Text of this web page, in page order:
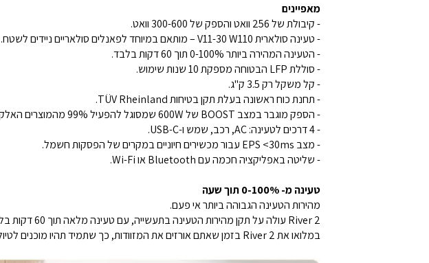
מאפיינים
- קיבולת של 256 וואט והספק של 300-600 וואט.
- טעינה סולארית V11-30 W110 – מותאם במיוחד לפאנלים סולאריים ניידים לשטח.
- הטעינה המהירה ביותר 0-100% תוך 60 דקות בלבד.
- סוללת LFP הבטוחה מספקת 10 שנות שימוש.
- קל משקל רק 3.5 ק"ג.
- תחנת כוח ראשונה בעלת תקן בטיחות TÜV Rheinland.
- הספק מוגבר במצב BOOST של 600W שמסוגל להפעיל 99% מהמוצרים האלקטרוניים.
- 4 דרכים לטעינה: AC, רכב, שמש ו-USB-C.
- מצב EPS <30ms עבור מכשירים חיוניים במקרים של הפסקות חשמל.
- שליטה באפליקציה חכמה עם Bluetooth או Wi-Fi.
טעינה מ- 0-100% תוך שעה
מהירות הטעינה הגבוהה ביותר אי פעם.
במלואו את River 2 בזמן שאתם אורזים את המזוודות, כך שתמיד תהיו מוכנים לטיול של הרגע האחרון.